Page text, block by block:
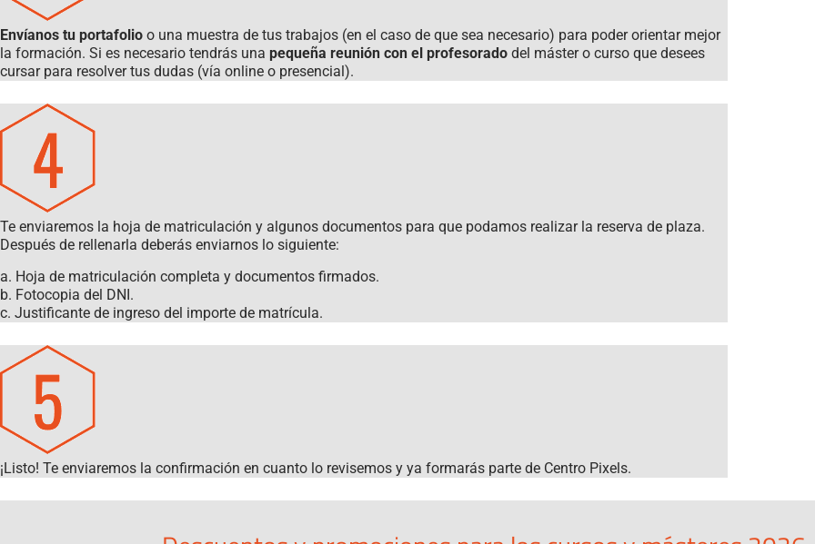
Envíanos tu portafolio o una muestra de tus trabajos (en el caso de que sea necesario) para poder orientar mejor
la formación. Si es necesario tendrás una pequeña reunión con el profesorado del máster o curso que desees
cursar para resolver tus dudas (vía online o presencial).
Te enviaremos la hoja de matriculación y algunos documentos para que podamos realizar la reserva de plaza.
Después de rellenarla deberás enviarnos lo siguiente:
a. Hoja de matriculación completa y documentos firmados.
b. Fotocopia del DNI.
c. Justificante de ingreso del importe de matrícula.
¡Listo! Te enviaremos la confirmación en cuanto lo revisemos y ya formarás parte de Centro Pixels.